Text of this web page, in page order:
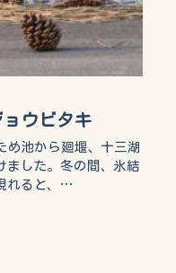
ウビタキ
め池から廻堰、十三湖
ました。冬の間、氷結
れると、…